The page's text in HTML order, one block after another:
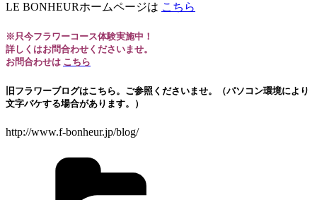
LE BONHEURホームページは こちら
※只今フラワーコース体験実施中！
詳しくはお問合わせくださいませ。
お問合わせは こちら
旧フラワーブログはこちら。ご参照くださいませ。（パソコン環境により
文字バケする場合があります。）
http://www.f-bonheur.jp/blog/